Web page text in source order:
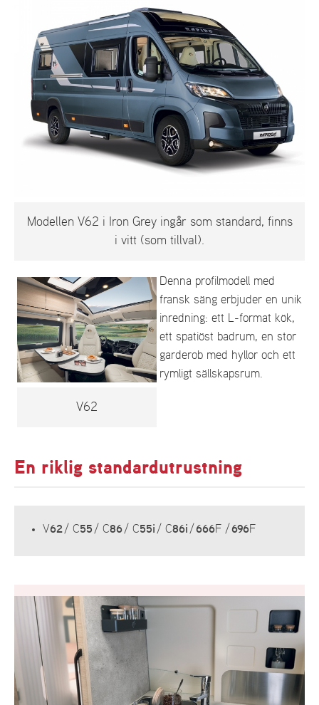
Modellen V62 i Iron Grey ingår som standard, finns
i vitt (som tillval).
V62
Denna profilmodell med
fransk säng erbjuder en unik
inredning: ett L-format kök,
ett spatiöst badrum, en stor
garderob med hyllor och ett
rymligt sällskapsrum.
En riklig standardutrustning
V62/ C55 / C86/ C55i / C86i /666F /696F